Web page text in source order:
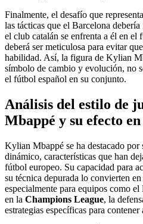
Finalmente, el desafío que
las tácticas que el Barcelona
el club catalán se enfrenta a él en el
deberá ser meticulosa para evitar
habilidad. Así, la figura de Kylian
símbolo de cambio y evolución, no
el fútbol español en su conjunto.
Análisis del estilo de
Mbappé y su efecto
Kylian Mbappé se ha destacado
dinámico, características que han
fútbol europeo. Su capacidad para
su técnica depurada lo convierten
especialmente para equipos como
en la Champions League, la
estrategias específicas para